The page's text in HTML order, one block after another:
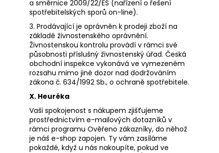
a směrnice 2009/22/ES (nařízení o řešení
spotřebitelských sporů on-line).
3. Prodávající je oprávněn k prodeji zboží na
základě živnostenského oprávnění.
Živnostenskou kontrolu provádí v rámci své
působnosti příslušný živnostenský úřad. Česká
obchodní inspekce vykonává ve vymezeném
rozsahu mimo jiné dozor nad dodržováním
zákona č. 634/1992 Sb., o ochraně spotřebitele.
X. Heuréka
Vaši spokojenost s nákupem zjišťujeme
prostřednictvím e-mailových dotazníků v
rámci programu Ověřeno zákazníky, do něhož
je náš e-shop zapojen. Ty vám zasíláme
pokaždé, když u nás nakoupíte, pokud ve